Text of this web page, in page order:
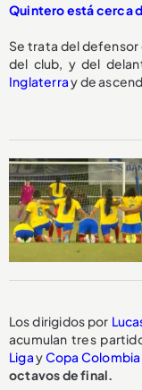
Quintero está cerca
Se trata del defensor
del club, y del
Inglaterray de
Los dirigidos por
acumulan tres
LigayCopa Colombia
octavos de final.